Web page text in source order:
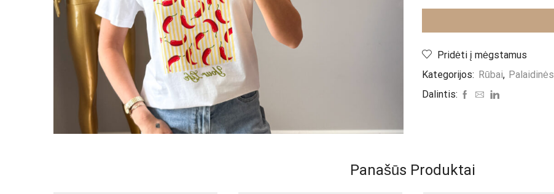
"Spice
Pridėti į mėgstamus
Kategorijos: Rūbai, Palaidinės
Dalintis:
Panašūs Produktai